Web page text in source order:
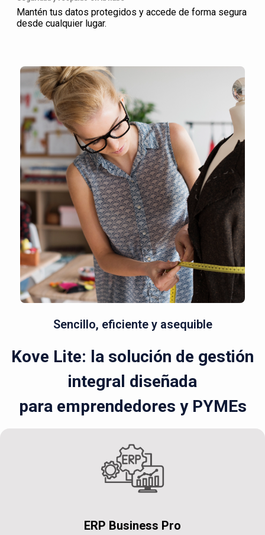
Mantén tus datos protegidos y accede de forma segura
desde cualquier lugar.
Sencillo, eficiente y asequible
Kove Lite: la solución de gestión
integral diseñada
para emprendedores y PYMEs
ERP Business Pro